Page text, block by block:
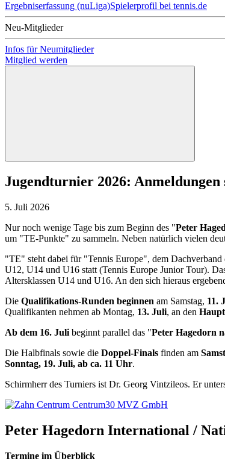
Ergebniserfassung (nuLiga)Spielerprofil bei tennis.de
Neu-Mitglieder
Infos für Neumitglieder
Mitglied werden
Jugendturnier 2026: Anmeldungen
5. Juli 2026
Nur noch wenige Tage bis zum Beginn des "Peter
um "TE-Punkte" zu sammeln. Neben natürlich vielen
"TE" steht dabei für "Tennis Europe", dem
U12, U14 und U16 statt (Tennis Europe Junior Tour).
Altersklassen U14 und U16. An den sich hieraus
Die Qualifikations-Runden beginnen am Samstag, 11.
Qualifikanten nehmen ab Montag, 13. Juli, an den
Ab dem 16. Juli beginnt parallel das "Peter Hagedorn
Die Halbfinals sowie die Doppel-Finals finden am
Sonntag, 19. Juli, ab ca. 11 Uhr.
Schirmherr des Turniers ist Dr. Georg Vintzileos. Er
Peter Hagedorn International /
Termine im Überblick